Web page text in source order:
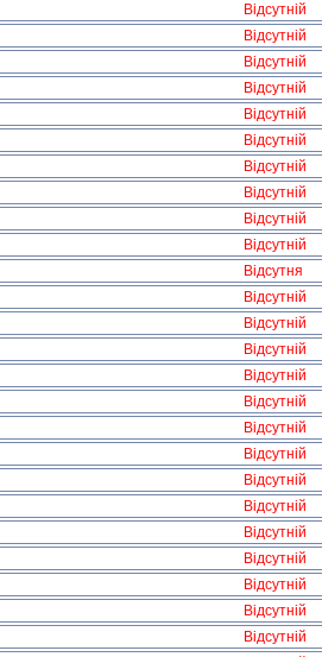
Відсутній
Відсутній
Відсутній
Відсутній
Відсутній
Відсутній
Відсутній
Відсутній
Відсутній
Відсутній
Відсутня
Відсутній
Відсутній
Відсутній
Відсутній
Відсутній
Відсутній
Відсутній
Відсутній
Відсутній
Відсутній
Відсутній
Відсутній
Відсутній
Відсутній